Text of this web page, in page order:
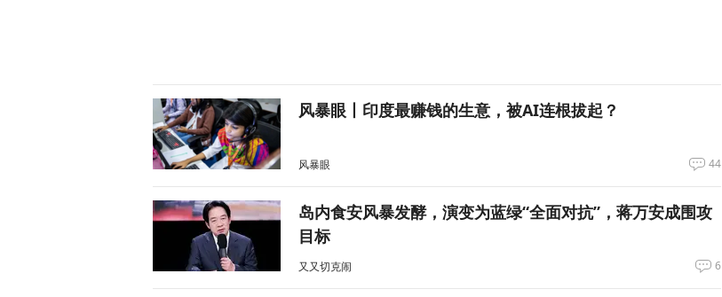
风暴眼丨印度最赚钱的生意，被AI连根拔起？
风暴眼 44
岛内食安风暴发酵，演变为蓝绿“全面对抗”，蒋万安成围攻
目标
又又切克闹 6